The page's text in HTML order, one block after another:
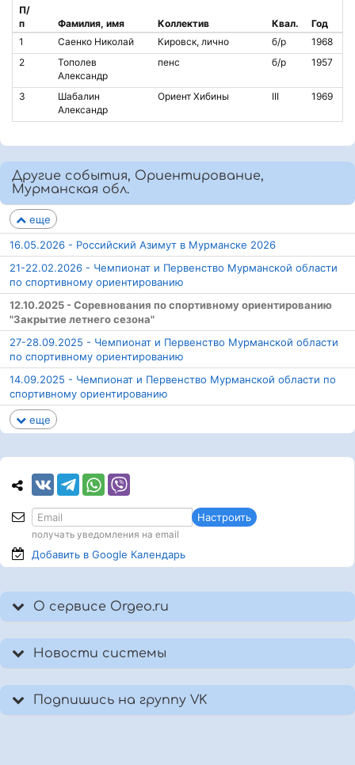
П/
п
Фамилия, имя Коллектив Квал.
Год
1
Саенко Николай Кировск, лично б/р
1968
2
Тополев
Александр
пенс б/р 1957
3
Шабалин
Александр
Ориент Хибины III 1969
Другие события, Ориентирование,
Мурманская обл.
еще
16.05.2026 - Российский Азимут в Мурманске 2026
21-22.02.2026 - Чемпионат и Первенство Мурманской области
по спортивному ориентированию
12.10.2025 - Соревнования по спортивному ориентированию
"Закрытие летнего сезона"
27-28.09.2025 - Чемпионат и Первенство Мурманской области
по спортивному ориентированию
14.09.2025 - Чемпионат и Первенство Мурманской области по
спортивному ориентированию
еще
Настроить
получать уведомления на email
Добавить в Google Календарь
О сервисе Orgeo.ru
Новости системы
Подпишись на группу VK